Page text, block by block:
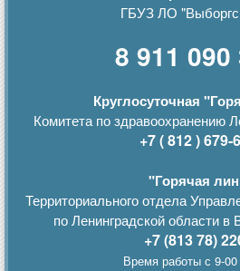
ГБУЗ ЛО
8 911 090
Круглосуточная
Комитета по здравоохранению
+7 ( 812 ) 679-
"Горячая
Территориального отдела
по Ленинградской области в
+7 (813 78)
Время работы с 9-